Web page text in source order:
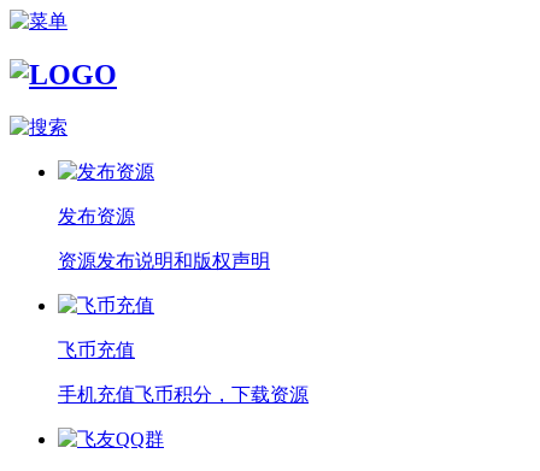
发布资源
资源发布说明和版权声明
飞币充值
手机充值飞币积分，下载资源